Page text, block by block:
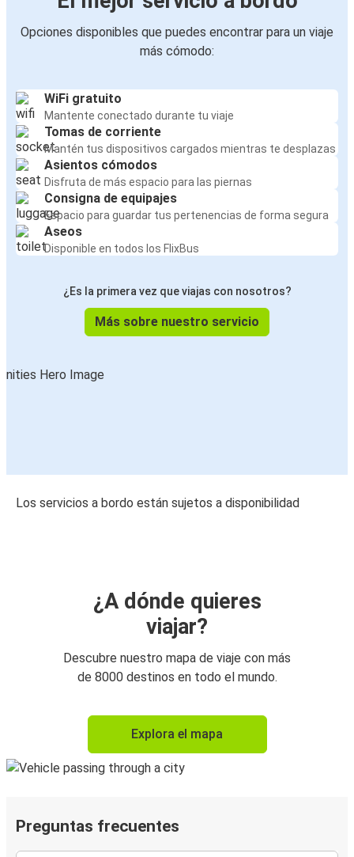
Opciones disponibles que puedes encontrar para un viaje
más cómodo:
WiFi gratuito
Mantente conectado durante tu viaje
Tomas de corriente
Mantén tus dispositivos cargados mientras te desplazas
Asientos cómodos
Disfruta de más espacio para las piernas
Consigna de equipajes
Espacio para guardar tus pertenencias de forma segura
Aseos
Disponible en todos los FlixBus
¿Es la primera vez que viajas con nosotros?
Más sobre nuestro servicio
Los servicios a bordo están sujetos a disponibilidad
¿A dónde quieres
viajar?
Descubre nuestro mapa de viaje con más
de 8000 destinos en todo el mundo.
Explora el mapa
Preguntas frecuentes